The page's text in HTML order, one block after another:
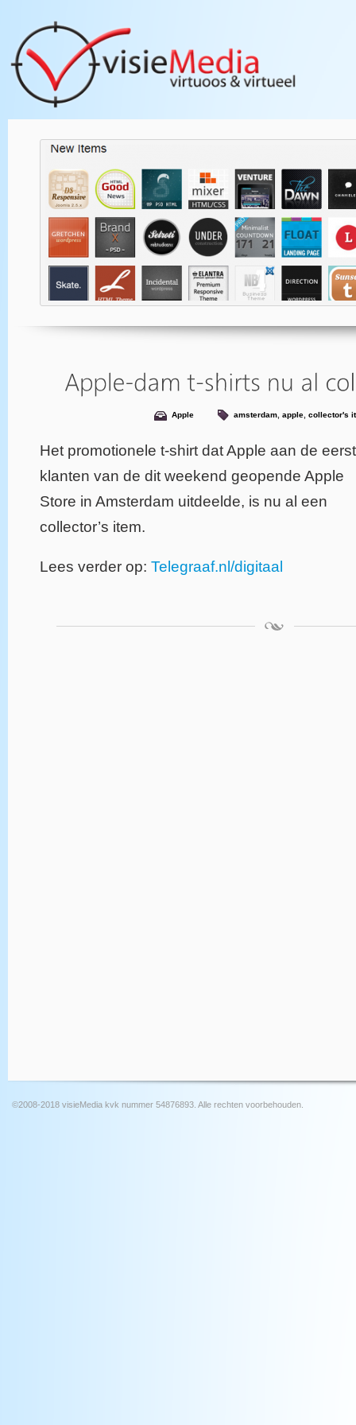
Apple amsterdam, apple, collector's
Het promotionele t-shirt dat Apple aan de
klanten van de dit weekend geopende Apple
Store in Amsterdam uitdeelde, is nu al een
collector’s item.
Lees verder op: Telegraaf.nl/digitaal
©2008-2018 visieMedia kvk nummer 54876893. Alle rechten voorbehouden.